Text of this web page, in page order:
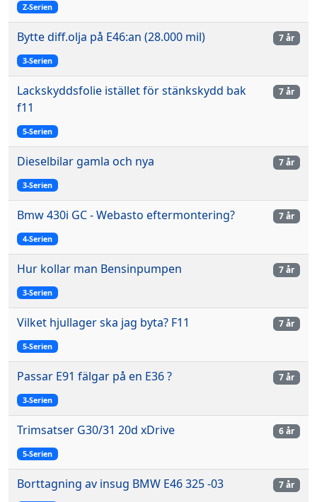
Z-Serien
Bytte diff.olja på E46:an (28.000 mil)
3-Serien
7 år
Lackskyddsfolie istället för stänkskydd bak
f11
5-Serien
7 år
Dieselbilar gamla och nya
3-Serien
7 år
Bmw 430i GC - Webasto eftermontering?
4-Serien
7 år
Hur kollar man Bensinpumpen
3-Serien
7 år
Vilket hjullager ska jag byta? F11
5-Serien
7 år
Passar E91 fälgar på en E36 ?
3-Serien
7 år
Trimsatser G30/31 20d xDrive
5-Serien
6 år
Borttagning av insug BMW E46 325 -03 7 år